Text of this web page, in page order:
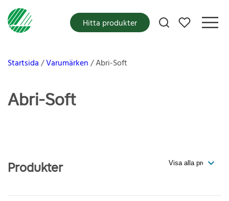
Mina favoriter
Hitta produkter
Startsida Varumärken Abri-Soft
Abri-Soft
Produkter